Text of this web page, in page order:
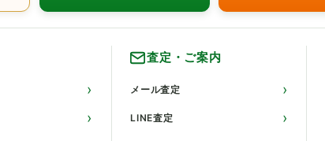
査定・ご案内
メール査定
LINE査定